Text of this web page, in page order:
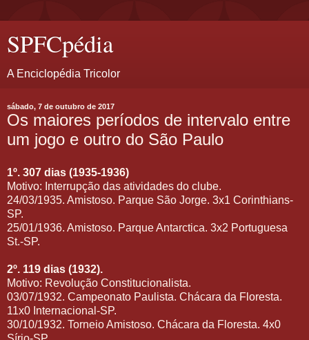
SPFCpédia
A Enciclopédia Tricolor
sábado, 7 de outubro de 2017
Os maiores períodos de intervalo entre
um jogo e outro do São Paulo
1º. 307 dias (1935-1936)
Motivo: Interrupção das atividades do clube.
24/03/1935. Amistoso. Parque São Jorge. 3x1 Corinthians-
SP.
25/01/1936. Amistoso. Parque Antarctica. 3x2 Portuguesa
St.-SP.
2º. 119 dias (1932).
Motivo: Revolução Constitucionalista.
03/07/1932. Campeonato Paulista. Chácara da Floresta.
11x0 Internacional-SP.
30/10/1932. Torneio Amistoso. Chácara da Floresta. 4x0